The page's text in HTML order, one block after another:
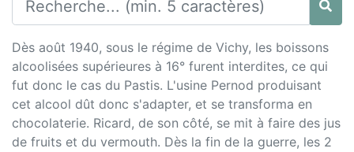
Dès août 1940, sous le régime de Vichy, les boissons
alcoolisées supérieures à 16° furent interdites, ce qui
fut donc le cas du Pastis. L'usine Pernod produisant
cet alcool dût donc s'adapter, et se transforma en
chocolaterie. Ricard, de son côté, se mit à faire des jus
de fruits et du vermouth. Dès la fin de la guerre, les 2